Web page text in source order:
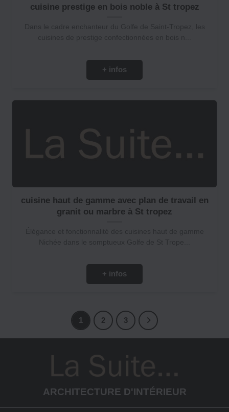
cuisine prestige en bois noble à St tropez
+ infos
cuisine haut de gamme avec plan de travail en
granit ou marbre à St tropez
+ infos
1 2 3
ARCHITECTURE D'INTÉRIEUR